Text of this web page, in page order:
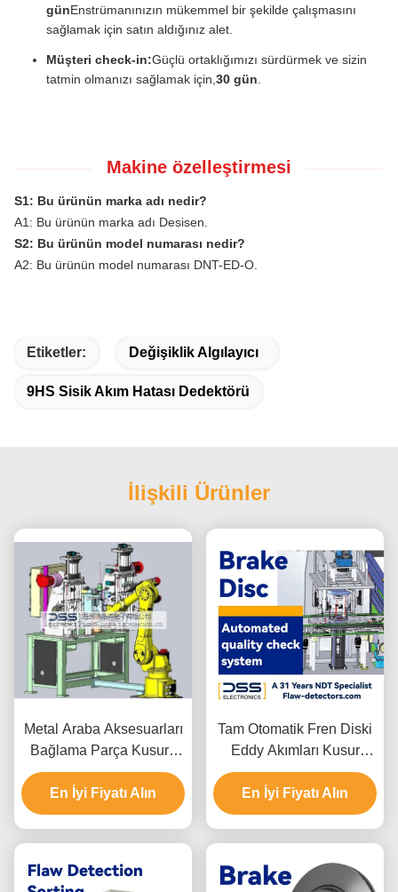
günEnstrümanınızın mükemmel bir şekilde çalışmasını
sağlamak için satın aldığınız alet.
Müşteri check-in:Güçlü ortaklığımızı sürdürmek ve sizin
tatmin olmanızı sağlamak için, 30 gün
Makine özelleştirmesi
S1: Bu ürünün marka adı nedir?
A1: Bu ürünün marka adı Desisen.
S2: Bu ürünün model numarası nedir?
A2: Bu ürünün model numarası DNT-ED-O.
Etiketler: Değişiklik Algılayıcı
9HS Sisik Akım Hatası Dedektörü
İlişkili Ürünler
Metal Araba Aksesuarları
Bağlama Parça Kusuru
Otomatik Eddy Akım
Detektörü FET-55H
En İyi Fiyatı Alın
Tam Otomatik Fren Diski
Eddy Akımları Kusur
Dedektörü Muayene
SWT-607
En İyi Fiyatı Alın